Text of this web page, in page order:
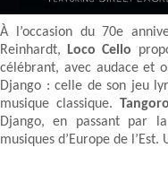
À l’occasion du 70e
Reinhardt,
Loco Cello
célébrant, avec audace et
Django : celle de son jeu
musique classique.
Django, en passant par
musiques d’Europe de